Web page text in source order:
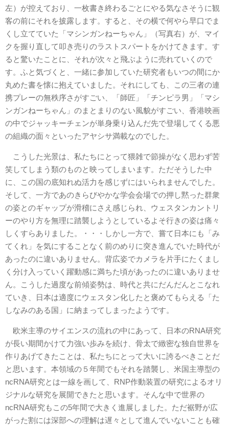
左）が控えており、一枚書き終わるごとにやる気なさそうに観
客の前にそれを披露します。すると、その横で何やら早口でま
くし立てていた「マシンガンねーちゃん」（写真右）が、マイ
クを握り直して叩き売りのラストスパートをかけてきます。す
ると驚いたことに、それが次々と飛ぶように売れていくので
す。ふと気づくと、一緒に参加していた研究者もいつの間にか
丸めた書を懐に抱えていました。それにしても、この三者の連
携プレーの無秩序さがすごい、「師匠」「チンピラ男」「マシ
ンガンねーちゃん」のまとまりのない風貌がすごい、香港映画
の中でジャッキーチェンが単身乗り込んだ先で登場してくる悪
の組織の面々といったアヤシサ満載なのでした。
こうした光景は、私たちにとって猥雑で節操がなく思わず苦
笑してしまう類のものと映ってしまいます。ただそうした中
に、この国の底知れぬ活力を感じずにはいられませんでした。
そして、一方であのきらびやかな学会会場での押し黙った群衆
の姿とのギャップが滑稽にさえ感じられ、ウェスタンカントリ
ーのやり方を無理に踏襲しようとしているよそ行きの姿は痛々
しくすらありました。・・・しかし一方で、嘗て日本にも「み
てくれ」を気にすることなく前のめりに突き進んでいた時代が
あったのに違いありません。背広姿でカメラを片手にたくまし
く分け入っていく躍動感に満ちた頃があったのに違いありませ
ん。こうした過度な前傾姿勢は、時代と共にだんだんとこなれ
ていき、日本は適度にウェスタン化したと褒めてもらえる「た
しなみのある国」に納まってしまったようです。
欧米主導のサイエンスの流れの中にあって、日本のRNA研究
が長い期間かけて力強い歩みを続け、骨太で緻密な独自世界を
作りあげてきたことは、私たちにとって大いに誇るべきことだ
と思います。本領域の５年間でもそれを踏襲し、米国主導型の
ncRNA研究とは一線を画して、RNP作動装置の研究によるオリ
ジナルな研究を展開できたと思います。そんな中で世界の
ncRNA研究もこの5年間で大きく進展しました。ただ裾野が広
がった割には深部への理解は遅々として進んでいないことも確